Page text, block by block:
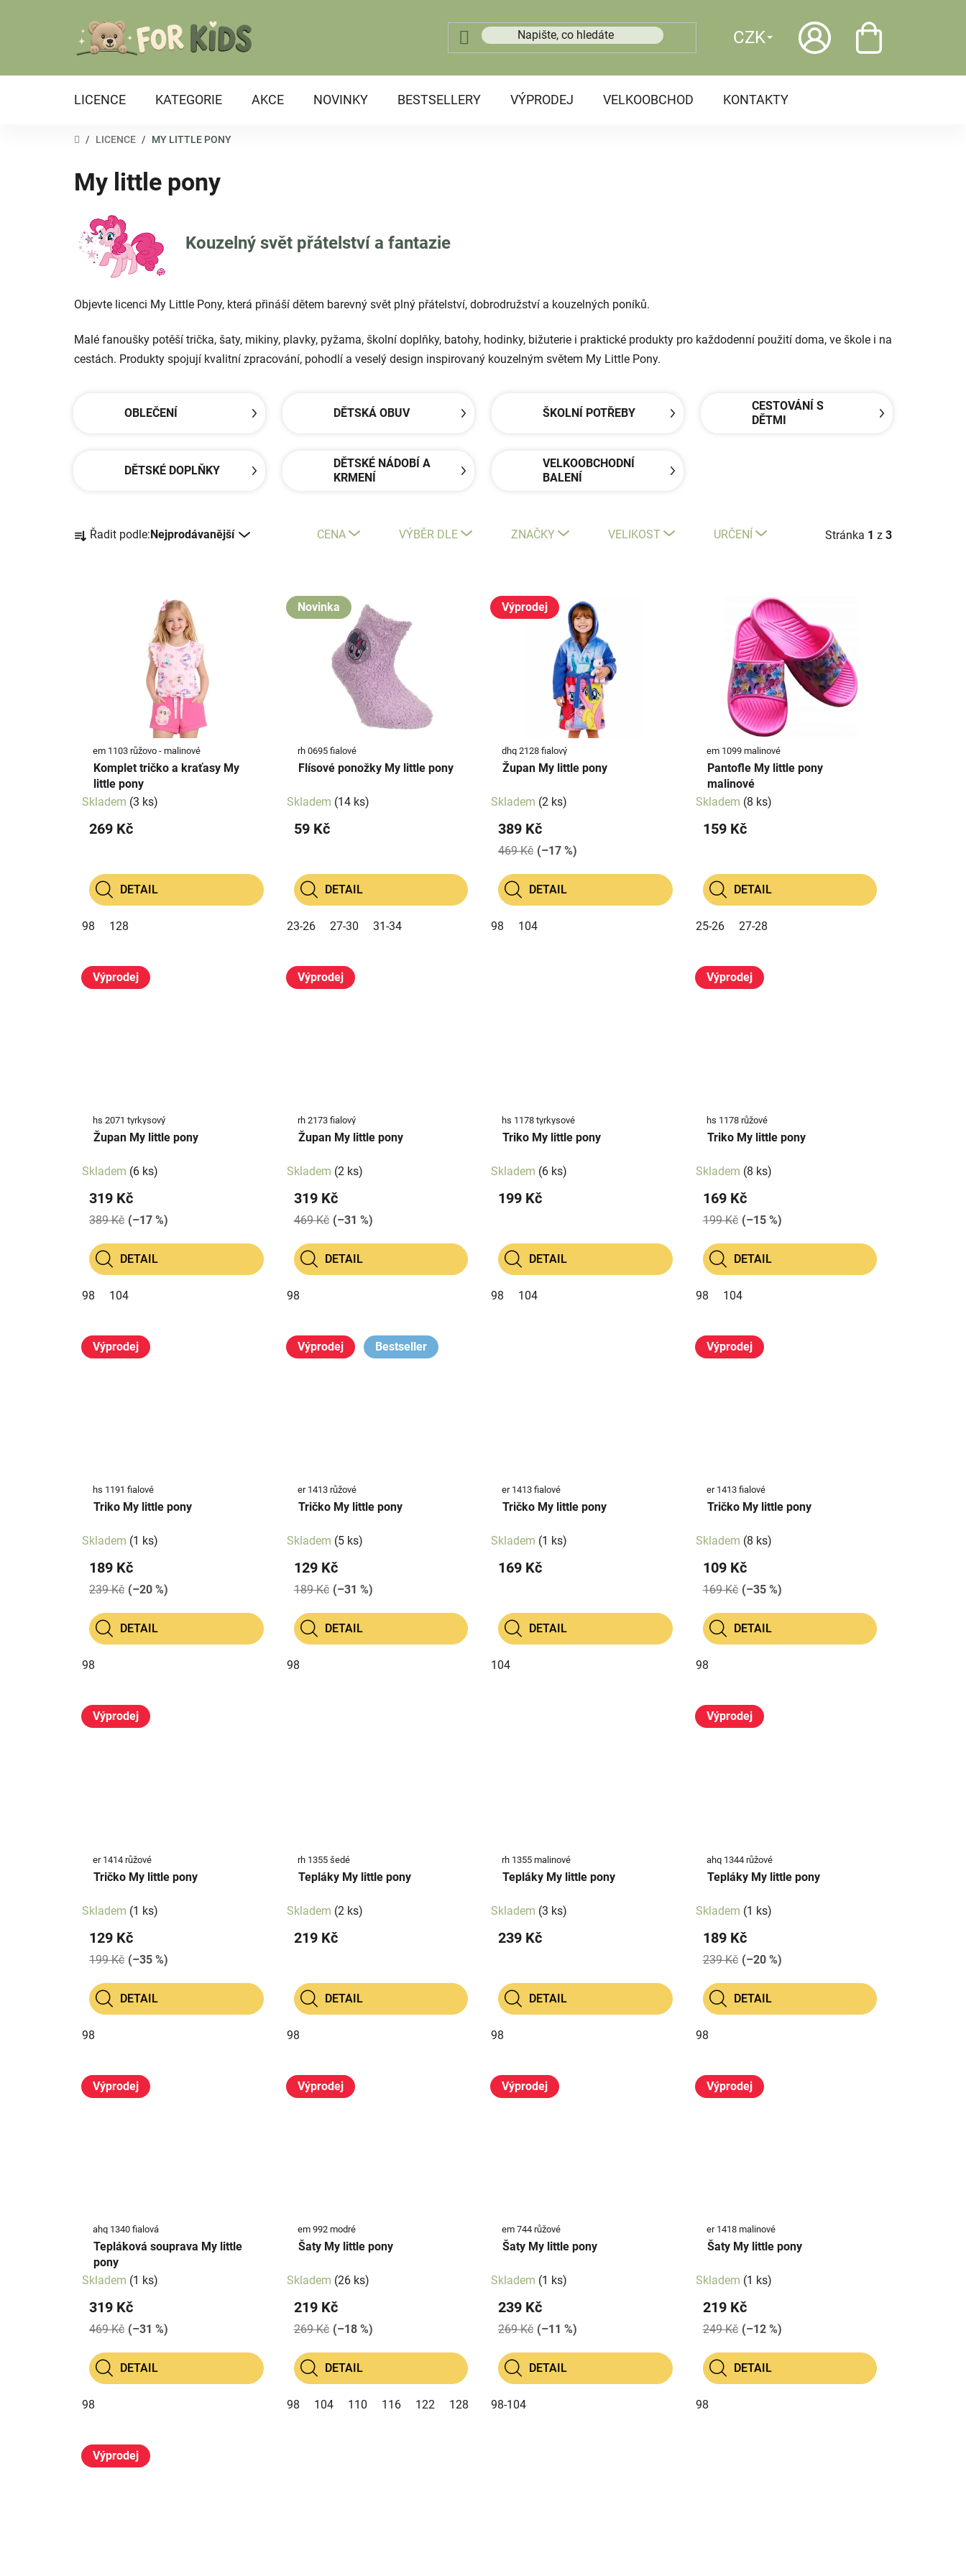
CZK
LICENCE KATEGORIE AKCE NOVINKY BESTSELLERY VÝPRODEJ VELKOOBCHOD KONTAKTY
DOMŮ
/ LICENCE / MY LITTLE PONY
My little pony
Kouzelný svět přátelství a fantazie
Objevte licenci My Little Pony, která přináší dětem barevný svět plný přátelství, dobrodružství a kouzelných poníků.
Malé fanoušky potěší trička, šaty, mikiny, plavky, pyžama, školní doplňky, batohy, hodinky, bižuterie i praktické produkty pro každodenní použití doma, ve škole i na
cestách. Produkty spojují kvalitní zpracování, pohodlí a veselý design inspirovaný kouzelným světem My Little Pony.
OBLEČENÍ DĚTSKÁ OBUV ŠKOLNÍ POTŘEBY
CESTOVÁNÍ S
DĚTMI
DĚTSKÉ DOPLŇKY
DĚTSKÉ NÁDOBÍ A
KRMENÍ
VELKOOBCHODNÍ
BALENÍ
Stránka 1 z 3
a
Řadit podle: Nejprodávanější CENA VÝBĚR DLE ZNAČKY VELIKOST URČENÍ
em 1103 růžovo - malinové
Komplet tričko a kraťasy My
little pony
Skladem (3 ks)
269 Kč
DETAIL
98 128
Novinka
rh 0695 fialové
Flísové ponožky My little pony
Skladem (14 ks)
59 Kč
DETAIL
23-26 27-30 31-34
Výprodej
dhq 2128 fialový
Župan My little pony
Skladem (2 ks)
389 Kč
469 Kč (–17 %)
DETAIL
98 104
em 1099 malinové
Pantofle My little pony
malinové
Skladem (8 ks)
159 Kč
DETAIL
25-26 27-28
Výprodej
hs 2071 tyrkysový
Župan My little pony
Skladem (6 ks)
319 Kč
389 Kč (–17 %)
DETAIL
98 104
Výprodej
rh 2173 fialový
Župan My little pony
Skladem (2 ks)
319 Kč
469 Kč (–31 %)
DETAIL
98
hs 1178 tyrkysové
Triko My little pony
Skladem (6 ks)
199 Kč
DETAIL
98 104
Výprodej
hs 1178 růžové
Triko My little pony
Skladem (8 ks)
169 Kč
199 Kč (–15 %)
DETAIL
98 104
Výprodej
hs 1191 fialové
Triko My little pony
Skladem (1 ks)
189 Kč
239 Kč (–20 %)
DETAIL
98
Výprodej Bestseller
er 1413 růžové
Tričko My little pony
Skladem (5 ks)
129 Kč
189 Kč (–31 %)
DETAIL
98
er 1413 fialové
Tričko My little pony
Skladem (1 ks)
169 Kč
DETAIL
104
Výprodej
er 1413 fialové
Tričko My little pony
Skladem (8 ks)
109 Kč
169 Kč (–35 %)
DETAIL
98
Výprodej
er 1414 růžové
Tričko My little pony
Skladem (1 ks)
129 Kč
199 Kč (–35 %)
DETAIL
98
rh 1355 šedé
Tepláky My little pony
Skladem (2 ks)
219 Kč
DETAIL
98
rh 1355 malinové
Tepláky My little pony
Skladem (3 ks)
239 Kč
DETAIL
98
Výprodej
ahq 1344 růžové
Tepláky My little pony
Skladem (1 ks)
189 Kč
239 Kč (–20 %)
DETAIL
98
Výprodej
ahq 1340 fialová
Tepláková souprava My little
pony
Skladem (1 ks)
319 Kč
469 Kč (–31 %)
DETAIL
98
Výprodej
em 992 modré
Šaty My little pony
Skladem (26 ks)
219 Kč
269 Kč (–18 %)
DETAIL
98 104 110 116 122 128
Výprodej
em 744 růžové
Šaty My little pony
Skladem (1 ks)
239 Kč
269 Kč (–11 %)
DETAIL
98-104
Výprodej
er 1418 malinové
Šaty My little pony
Skladem (1 ks)
219 Kč
249 Kč (–12 %)
DETAIL
98
Výprodej